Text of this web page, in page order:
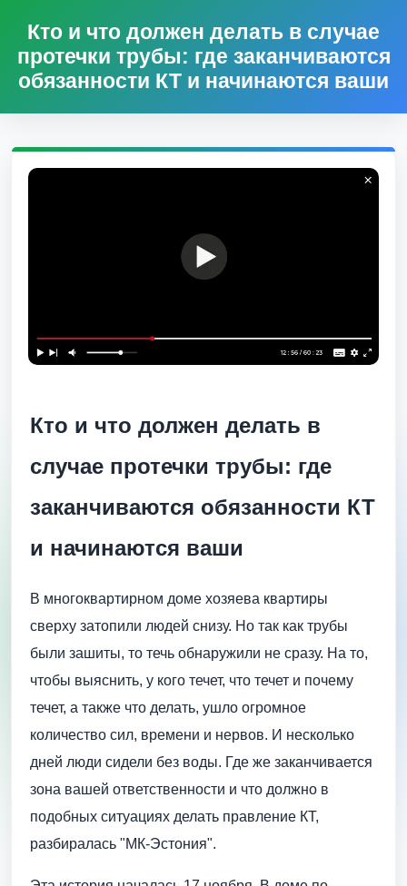
Кто и что должен делать в случае
протечки трубы: где заканчиваются
обязанности КТ и начинаются ваши
Кто и что должен делать в
случае протечки трубы: где
заканчиваются обязанности КТ
и начинаются ваши
В многоквартирном доме хозяева квартиры
сверху затопили людей снизу. Но так как трубы
были зашиты, то течь обнаружили не сразу. На то,
чтобы выяснить, у кого течет, что течет и почему
течет, а также что делать, ушло огромное
количество сил, времени и нервов. И несколько
дней люди сидели без воды. Где же заканчивается
зона вашей ответственности и что должно в
подобных ситуациях делать правление КТ,
разбиралась "МК-Эстония".